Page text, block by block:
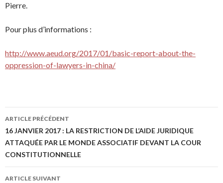
Pierre.
Pour plus d’informations :
http://www.aeud.org/2017/01/basic-report-about-the-
oppression-of-lawyers-in-china/
Navigation de l’article
ARTICLE PRÉCÉDENT
16 JANVIER 2017 : LA RESTRICTION DE L’AIDE JURIDIQUE
ATTAQUÉE PAR LE MONDE ASSOCIATIF DEVANT LA COUR
CONSTITUTIONNELLE
ARTICLE SUIVANT